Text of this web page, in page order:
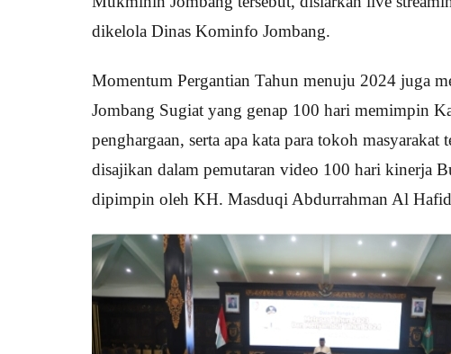
dikelola Dinas Kominfo Jombang.
Momentum Pergantian Tahun menuju 2024 juga
Jombang Sugiat yang genap 100 hari memimpin
penghargaan, serta apa kata para tokoh
disajikan dalam pemutaran video 100 hari kinerja
dipimpin oleh KH. Masduqi Abdurrahman Al